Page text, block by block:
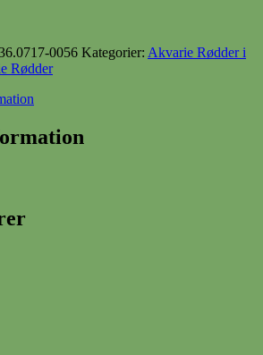
0056 Kategorier: Akvarie Rødder i
Rødder